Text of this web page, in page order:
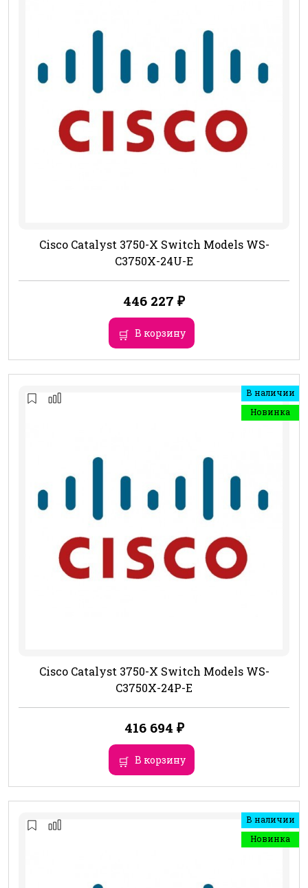
Cisco Catalyst 3750-X Switch Models WS-
C3750X-24U-E
446 227 ₽
В корзину
В наличии
Новинка
Cisco Catalyst 3750-X Switch Models WS-
C3750X-24P-E
416 694 ₽
В корзину
В наличии
Новинка